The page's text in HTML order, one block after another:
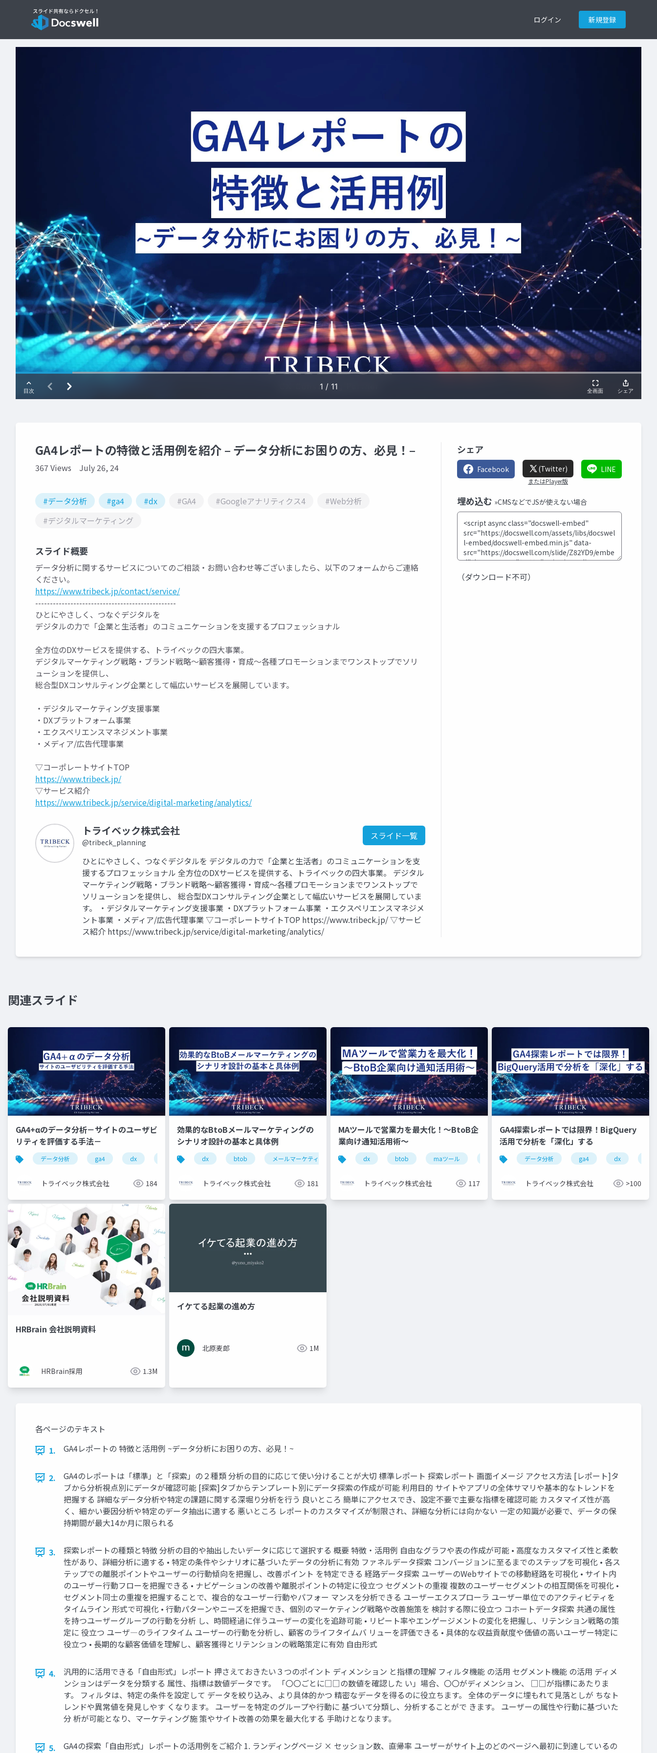
ログイン 新規登録
GA4レポートの特徴と活用例を紹介 – データ分析にお困りの方、必見！–
367 Views July 26, 24
#データ分析 #ga4 #dx #GA4 #Googleアナリティクス4
#Web分析
#デジタルマーケティング
スライド概要
データ分析に関するサービスについてのご相談・お問い合わせ等ございましたら、以下のフォームからご連絡
ください。
https://www.tribeck.jp/contact/service/
------------------------------------------------
ひとにやさしく、つなぐデジタルを
デジタルの力で「企業と生活者」のコミュニケーションを支援するプロフェッショナル
全方位のDXサービスを提供する、トライベックの四大事業。
デジタルマーケティング戦略・ブランド戦略〜顧客獲得・育成〜各種プロモーションまでワンストップでソリ
ューションを提供し、
総合型DXコンサルティング企業として幅広いサービスを展開しています。
・デジタルマーケティング支援事業
・DXプラットフォーム事業
・エクスペリエンスマネジメント事業
・メディア/広告代理事業
▽コーポレートサイトTOP
https://www.tribeck.jp/
▽サービス紹介
https://www.tribeck.jp/service/digital-marketing/analytics/
トライベック株式会社
@tribeck_planning
スライド一覧
ひとにやさしく、つなぐデジタルを デジタルの力で「企業と生活者」のコミュニケーションを支
援するプロフェッショナル 全方位のDXサービスを提供する、トライベックの四大事業。 デジタル
マーケティング戦略・ブランド戦略〜顧客獲得・育成〜各種プロモーションまでワンストップで
ソリューションを提供し、 総合型DXコンサルティング企業として幅広いサービスを展開していま
す。 ・デジタルマーケティング支援事業 ・DXプラットフォーム事業 ・エクスペリエンスマネジメ
ント事業 ・メディア/広告代理事業 ▽コーポレートサイトTOP https://www.tribeck.jp/ ▽サービ
ス紹介 https://www.tribeck.jp/service/digital-marketing/analytics/
シェア
Facebook (Twitter)
またはPlayer版
LINE
埋め込む »CMSなどでJSが使えない場合
（ダウンロード不可）
関連スライド
GA4+αのデータ分析－サイトのユーザビ
リティを評価する手法－
データ分析 ga4 dx アクセスログ分析 ヒューリスティック評価
トライベック株式会社 184
効果的なBtoBメールマーケティングの
シナリオ設計の基本と具体例
dx btob メールマーケティング
トライベック株式会社 181
MAツールで営業力を最大化！～BtoB企
業向け通知活用術～
dx btob maツール
トライベック株式会社 117
GA4探索レポートでは限界！BigQuery
活用で分析を「深化」する
データ分析 ga4 dx
トライベック株式会社 >100
HRBrain 会社説明資料
HRBrain採用 1.3M
イケてる起業の進め方
北原麦郎 1M
各ページのテキスト
1.
GA4レポートの 特徴と活用例 ~データ分析にお困りの方、必見！~
2.
GA4のレポートは「標準」と「探索」の２種類 分析の目的に応じて使い分けることが大切 標準レポート 探索レポート 画面イメージ アクセス方法 [レポート]タ
ブから分析視点別にデータが確認可能 [探索]タブからテンプレート別にデータ探索の作成が可能 利用目的 サイトやアプリの全体サマリや基本的なトレンドを
把握する 詳細なデータ分析や特定の課題に関する深堀り分析を行う 良いところ 簡単にアクセスでき、設定不要で主要な指標を確認可能 カスタマイズ性が高
く、細かい要因分析や特定のデータ抽出に適する 悪いところ レポートのカスタマイズが制限され、詳細な分析には向かない 一定の知識が必要で、データの保
持期間が最大14か月に限られる
3.
探索レポートの種類と特徴 分析の目的や抽出したいデータに応じて選択する 概要 特徴・活用例 自由なグラフや表の作成が可能 • 高度なカスタマイズ性と柔軟
性があり、詳細分析に適する • 特定の条件やシナリオに基づいたデータの分析に有効 ファネルデータ探索 コンバージョンに至るまでのステップを可視化 • 各ス
テップでの離脱ポイントやユーザーの行動傾向を把握し、改善ポイント を特定できる 経路データ探索 ユーザーのWebサイトでの移動経路を可視化 • サイト内
のユーザー行動フローを把握できる • ナビゲーションの改善や離脱ポイントの特定に役立つ セグメントの重複 複数のユーザーセグメントの相互関係を可視化 •
セグメント同士の重複を把握することで、複合的なユーザー行動やパフォー マンスを分析できる ユーザーエクスプローラ ユーザー単位でのアクティビティを
タイムライン 形式で可視化 • 行動パターンやニーズを把握でき、個別のマーケティング戦略や改善施策を 検討する際に役立つ コホートデータ探索 共通の属性
を持つユーザーグループの行動を分析 し、時間経過に伴うユーザーの変化を追跡可能 • リピート率やエンゲージメントの変化を把握し、リテンション戦略の策
定に 役立つ ユーザ―のライフタイム ユーザーの行動を分析し、顧客のライフタイムバ リューを評価できる • 具体的な収益貢献度や価値の高いユーザー特定に
役立つ • 長期的な顧客価値を理解し、顧客獲得とリテンションの戦略策定に有効 自由形式
4.
汎用的に活用できる「自由形式」レポート 押さえておきたい３つのポイント ディメンション と指標の理解 フィルタ機能 の活用 セグメント機能 の活用 ディメ
ンションはデータを分類する 属性、指標は数値データです。 「〇〇ごとに□□の数値を確認した い」場合、〇〇がディメンション、 □□が指標にあたりま
す。 フィルタは、特定の条件を設定して データを絞り込み、より具体的かつ 精密なデータを得るのに役立ちます。 全体のデータに埋もれて見落としが ちなト
レンドや異常値を発見しやす くなります。 ユーザーを特定のグループや行動に 基づいて分類し、分析することがで きます。 ユーザーの属性や行動に基づいた
分 析が可能となり、マーケティング施 策やサイト改善の効果を最大化する 手助けとなります。
5.
GA4の探索「自由形式」レポートの活用例をご紹介 1. ランディングページ × セッション数、直帰率 ユーザーがサイト上のどのページへ最初に到達しているの